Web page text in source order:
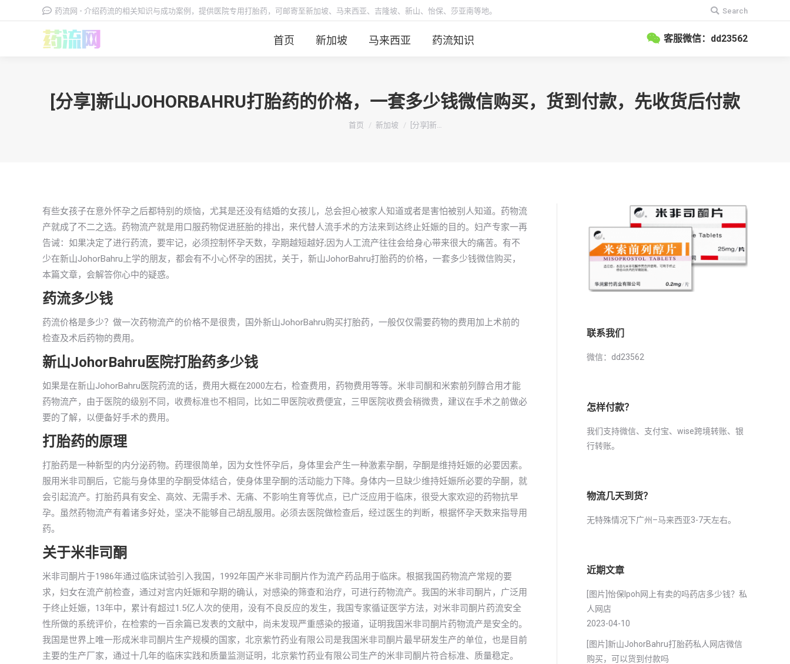
药流网 - 介绍药流的相关知识与成功案例，提供医院专用打胎药，可邮寄至新加坡、马来西亚、吉隆坡、新山、怡保、莎亚南等地。
搜
索：
Search
首页 新加坡 马来西亚 药流知识 客服微信：dd23562
[分享]新山JOHORBAHRU打胎药的价格，一套多少钱微信购买，货到付款，先收货后付款
你在这里：
首页 新加坡 [分享]新…
有些女孩子在意外怀孕之后都特别的烦恼，尤其是还没有结婚的女孩儿，总会担心被家人知道或者是害怕被别人知道。药物流
产就成了不二之选。药物流产就是用口服药物促进胚胎的排出，来代替人流手术的方法来到达终止妊娠的目的。妇产专家一再
告诫：如果决定了进行药流，要牢记，必须控制怀孕天数，孕期越短越好;因为人工流产往往会给身心带来很大的痛苦。有不
少在新山JohorBahru上学的朋友，都会有不小心怀孕的困扰，关于，新山JohorBahru打胎药的价格，一套多少钱微信购买，
本篇文章，会解答你心中的疑惑。
药流多少钱
药流价格是多少？做一次药物流产的价格不是很贵，国外新山JohorBahru购买打胎药，一般仅仅需要药物的费用加上术前的
检查及术后药物的费用。
新山JohorBahru医院打胎药多少钱
如果是在新山JohorBahru医院药流的话，费用大概在2000左右，检查费用，药物费用等等。米非司酮和米索前列醇合用才能
药物流产，由于医院的级别不同，收费标准也不相同，比如二甲医院收费便宜，三甲医院收费会稍微贵，建议在手术之前做必
要的了解，以便备好手术的费用。
打胎药的原理
打胎药是一种新型的内分泌药物。药理很简单，因为女性怀孕后，身体里会产生一种激素孕酮，孕酮是维持妊娠的必要因素。
服用米非司酮后，它能与身体里的孕酮受体结合，使身体里孕酮的活动能力下降。身体内一旦缺少维持妊娠所必要的孕酮，就
会引起流产。打胎药具有安全、高效、无需手术、无痛、不影响生育等优点，已广泛应用于临床，很受大家欢迎的药物抗早
孕。虽然药物流产有着诸多好处，坚决不能够自己胡乱服用。必须去医院做检查后，经过医生的判断，根据怀孕天数来指导用
药。
关于米非司酮
米非司酮片于1986年通过临床试验引入我国，1992年国产米非司酮片作为流产药品用于临床。根据我国药物流产常规的要
求，妇女在流产前检查，通过对宫内妊娠和孕期的确认，对感染的筛查和治疗，可进行药物流产。我国的米非司酮片，广泛用
于终止妊娠，13年中，累计有超过1.5亿人次的使用，没有不良反应的发生，我国专家循证医学方法，对米非司酮片药流安全
性所做的系统评价，在检索的一百余篇已发表的文献中，尚未发现严重感染的报道，证明我国米非司酮片药物流产是安全的。
我国是世界上唯一形成米非司酮片生产规模的国家，北京紫竹药业有限公司是我国米非司酮片最早研发生产的单位，也是目前
主要的生产厂家，通过十几年的临床实践和质量监测证明，北京紫竹药业有限公司生产的米非司酮片符合标准、质量稳定。
联系我们
微信：dd23562
怎样付款？
我们支持微信、支付宝、wise跨境转账、银
行转账。
物流几天到货？
无特殊情况下广州–马来西亚3-7天左右。
近期文章
[图片]怡保lpoh网上有卖的吗药店多少钱？私
人网店
2023-04-10
[图片]新山JohorBahru打胎药私人网店微信
购买，可以货到付款吗